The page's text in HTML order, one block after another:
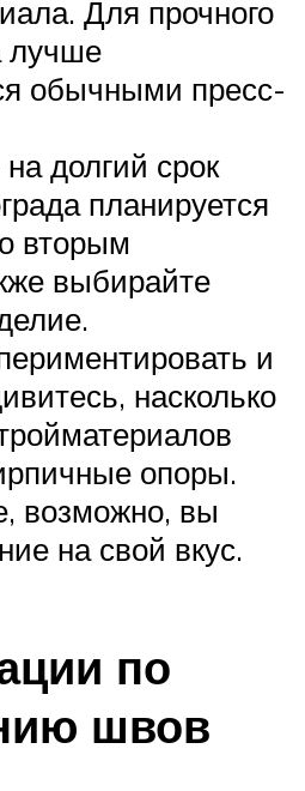
Для прочного
лучше
обычными пресс-
долгий срок
планируется
вторым
выбирайте
и
насколько
опоры.
возможно, вы
на свой вкус.
по
швов